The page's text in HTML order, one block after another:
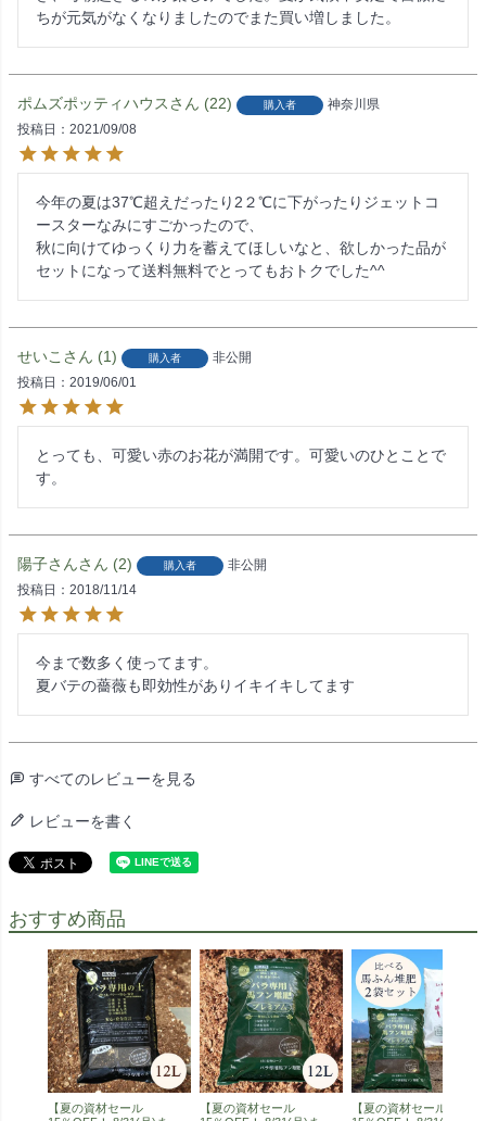
ちが元気がなくなりましたのでまた買い増しました。
ポムズポッティハウス 22 購入者
神奈川県
投稿日
2021/09/08
今年の夏は37℃超えだったり2２℃に下がったりジェットコ
ースターなみにすごかったので、
秋に向けてゆっくり力を蓄えてほしいなと、欲しかった品が
セットになって送料無料でとってもおトクでした^^
せいこ 1 購入者
非公開
投稿日
2019/06/01
とっても、可愛い赤のお花が満開です。可愛いのひとことで
す。
陽子さん 2 購入者
非公開
投稿日
2018/11/14
今まで数多く使ってます。
夏バテの薔薇も即効性がありイキイキしてます
すべてのレビューを見る
レビューを書く
おすすめ商品
【夏の資材セール
【夏の資材セール
【夏の資材セール